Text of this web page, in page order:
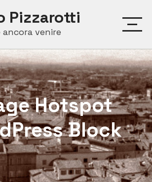
Pizzarotti
venire
Hotspot
Block